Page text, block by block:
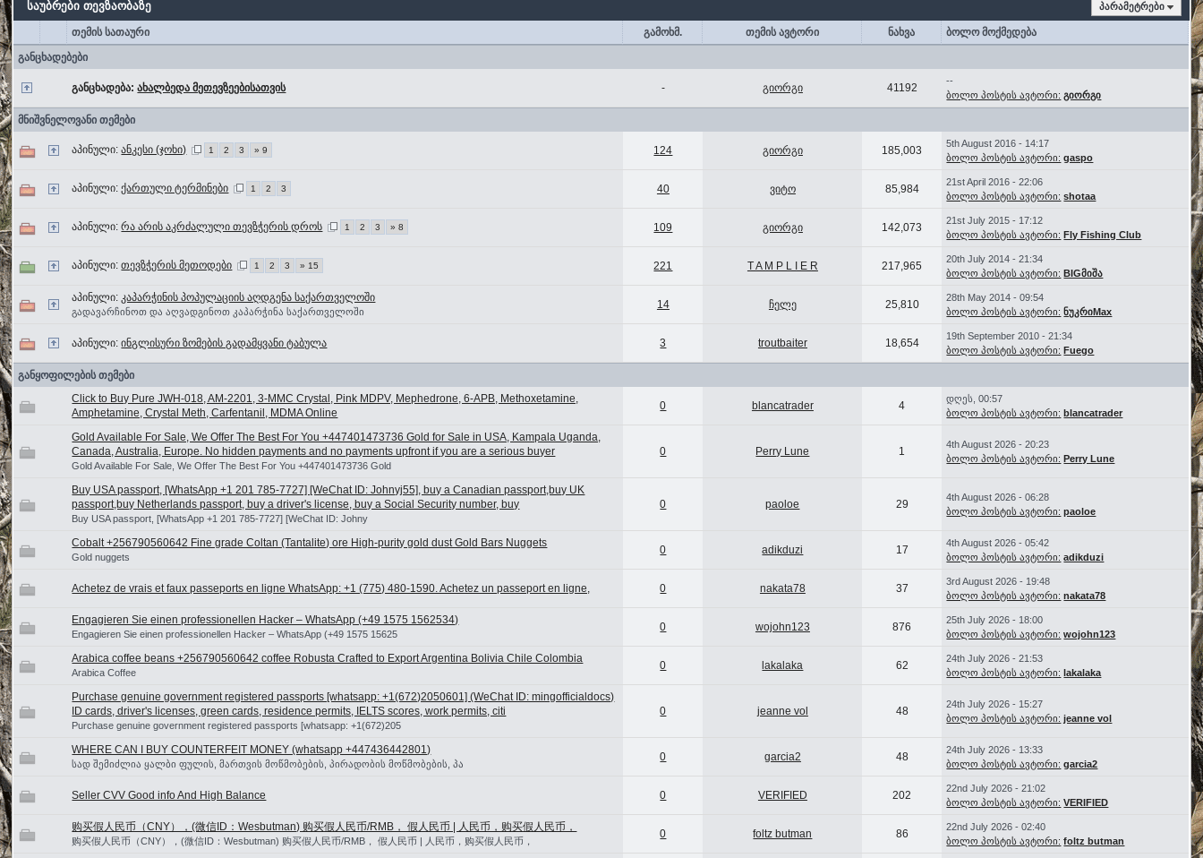
საუბრები თევზაობაზე პარამეტრები
თემის სათაური გამოხმ. თემის ავტორი ნახვა
ბოლო მოქმედება
განცხადებები
განცხადება:ახალბედა მეთევზეებისათვის - გიორგი 41192
--
ბოლო პოსტის ავტორი: გიორგი
მნიშვნელოვანი თემები
აპინული:ანკესი (ჯოხი) 1 2 3 » 9 124 გიორგი 185,003
5th August 2016 - 14:17
ბოლო პოსტის ავტორი: gaspo
აპინული:ქართული ტერმინები 1 2 3 40 ვიტო 85,984
21st April 2016 - 22:06
ბოლო პოსტის ავტორი: shotaa
აპინული:რა არის აკრძალული თევზჭერის დროს 1 2 3 » 8 109 გიორგი 142,073
21st July 2015 - 17:12
ბოლო პოსტის ავტორი: Fly Fishing Club
აპინული:თევზჭერის მეთოდები 1 2 3 » 15 221 T A M P L I E R 217,965
20th July 2014 - 21:34
ბოლო პოსტის ავტორი: BIGმიშა
აპინული:კაპარჭინის პოპულაციის აღდგენა საქართველოში
გადავარჩინოთ და აღვადგინოთ კაპარჭინა საქართველოში
14 ჩელე 25,810
28th May 2014 - 09:54
ბოლო პოსტის ავტორი: ნუკრიMax
აპინული:ინგლისური ზომების გადამყვანი ტაბულა 3 troutbaiter 18,654
19th September 2010 - 21:34
ბოლო პოსტის ავტორი: Fuego
განყოფილების თემები
Click to Buy Pure JWH-018, AM-2201, 3-MMC Crystal, Pink MDPV, Mephedrone, 6-APB, Methoxetamine,
Amphetamine, Crystal Meth, Carfentanil, MDMA Online
0 blancatrader 4
დღეს, 00:57
ბოლო პოსტის ავტორი: blancatrader
Gold Available For Sale, We Offer The Best For You +447401473736 Gold for Sale in USA, Kampala Uganda,
Canada, Australia, Europe. No hidden payments and no payments upfront if you are a serious buyer
Gold Available For Sale, We Offer The Best For You +447401473736 Gold
0 Perry Lune 1
4th August 2026 - 20:23
ბოლო პოსტის ავტორი: Perry Lune
Buy USA passport, [WhatsApp +1 201 785-7727] [WeChat ID: Johnyj55], buy a Canadian passport,buy UK
passport,buy Netherlands passport, buy a driver's license, buy a Social Security number, buy
Buy USA passport, [WhatsApp +1 201 785-7727] [WeChat ID: Johny
0 paoloe 29
4th August 2026 - 06:28
ბოლო პოსტის ავტორი: paoloe
Cobalt +256790560642 Fine grade Coltan (Tantalite) ore High-purity gold dust Gold Bars Nuggets
Gold nuggets
0 adikduzi 17
4th August 2026 - 05:42
ბოლო პოსტის ავტორი: adikduzi
Achetez de vrais et faux passeports en ligne WhatsApp: +1 (775) 480-1590. Achetez un passeport en ligne, 0 nakata78 37
3rd August 2026 - 19:48
ბოლო პოსტის ავტორი: nakata78
Engagieren Sie einen professionellen Hacker – WhatsApp (+49 1575 1562534)
Engagieren Sie einen professionellen Hacker – WhatsApp (+49 1575 15625
0 wojohn123 876
25th July 2026 - 18:00
ბოლო პოსტის ავტორი: wojohn123
Arabica coffee beans +256790560642 coffee Robusta Crafted to Export Argentina Bolivia Chile Colombia
Arabica Coffee
0 lakalaka 62
24th July 2026 - 21:53
ბოლო პოსტის ავტორი: lakalaka
Purchase genuine government registered passports [whatsapp: +1(672)2050601] (WeChat ID: mingofficialdocs)
ID cards, driver's licenses, green cards, residence permits, IELTS scores, work permits, citi
Purchase genuine government registered passports [whatsapp: +1(672)205
0 jeanne vol 48
24th July 2026 - 15:27
ბოლო პოსტის ავტორი: jeanne vol
WHERE CAN I BUY COUNTERFEIT MONEY (‪whatsapp +447436442801)
სად შემიძლია ყალბი ფულის, მართვის მოწმობების, პირადობის მოწმობების, პა
0 garcia2 48
24th July 2026 - 13:33
ბოლო პოსტის ავტორი: garcia2
Seller CVV Good info And High Balance 0 VERIFIED 202
22nd July 2026 - 21:02
ბოლო პოსტის ავტორი: VERIFIED
购买假人民币（CNY），(微信ID：Wesbutman) 购买假人民币/RMB， 假人民币 | 人民币，购买假人民币，
购买假人民币（CNY），(微信ID：Wesbutman) 购买假人民币/RMB， 假人民币 | 人民币，购买假人民币，
0 foltz butman 86
22nd July 2026 - 02:40
ბოლო პოსტის ავტორი: foltz butman